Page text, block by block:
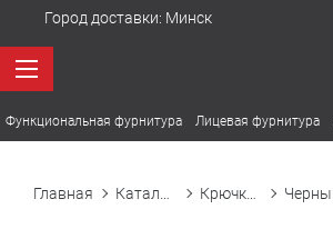
Город доставки: Минск
Функциональная фурнитура Лицевая фурнитура
Главная